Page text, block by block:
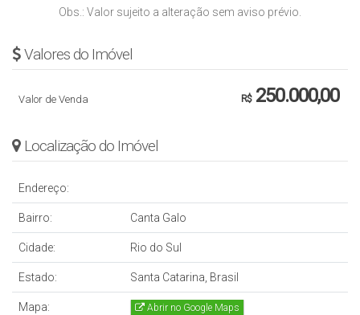
Obs.: Valor sujeito a alteração sem aviso prévio.
Valores do Imóvel
R$250.000,00
Valor de Venda
Localização do Imóvel
Endereço:
Bairro: Canta Galo
Cidade: Rio do Sul
Estado: Santa Catarina, Brasil
Mapa: Abrir no Google Maps